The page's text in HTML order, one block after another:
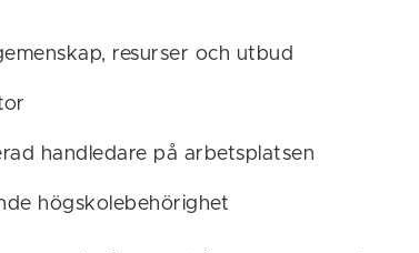
resurser och utbud
handledare på arbetsplatsen
högskolebehörighet